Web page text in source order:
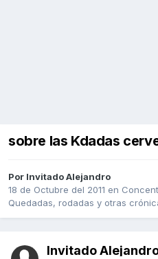
sobre las Kdadas
Por Invitado Alejandro
18 de Octubre del 2011 en
Quedadas, rodadas y otras
Invitado